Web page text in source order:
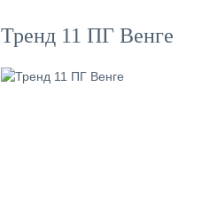
Тренд 11 ПГ Венге